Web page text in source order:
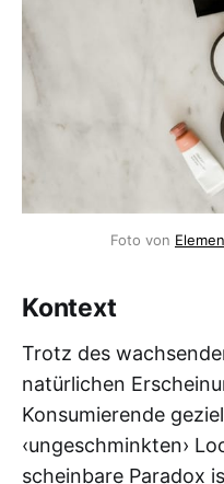
Foto von
Kontext
Trotz des
natürlichen
Konsumierende
‹ungeschminkten›
scheinbare Paradox